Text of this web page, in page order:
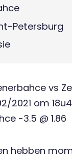
Petersburg
vs
2021 om
-3.5 @ 1.86
hebben